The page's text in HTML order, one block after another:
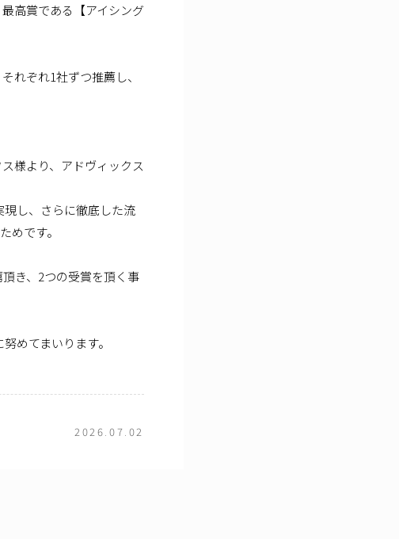
高賞である【アイシング
れぞれ1社ずつ推薦し、
様より、アドヴィックス
し、さらに徹底した流
めです。
き、2つの受賞を頂く事
めてまいります。
2026.07.02